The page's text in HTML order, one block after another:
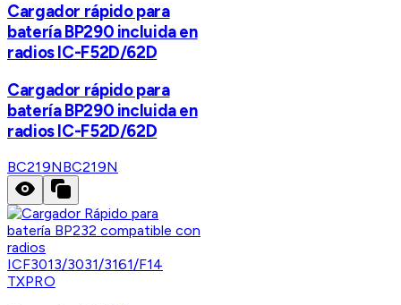
Cargador rápido para
batería BP290 incluida en
radios IC-F52D/62D
Cargador rápido para
batería BP290 incluida en
radios IC-F52D/62D
BC219NBC219N
TXPRO